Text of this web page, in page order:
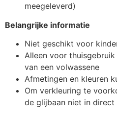
meegeleverd)
Belangrijke informatie
Niet geschikt voor
Alleen voor
van een volwassene
Afmetingen en kleuren
Om verkleuring te
de glijbaan niet in